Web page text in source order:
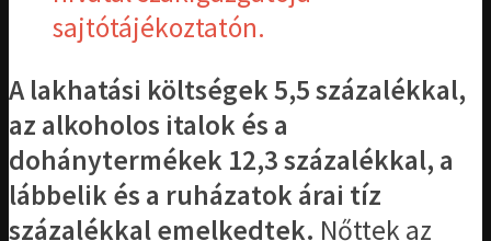
sajtótájékoztatón.
A lakhatási költségek 5,5 százalékkal,
az alkoholos italok és a
dohánytermékek 12,3 százalékkal, a
lábbelik és a ruházatok árai tíz
százalékkal emelkedtek. Nőttek az